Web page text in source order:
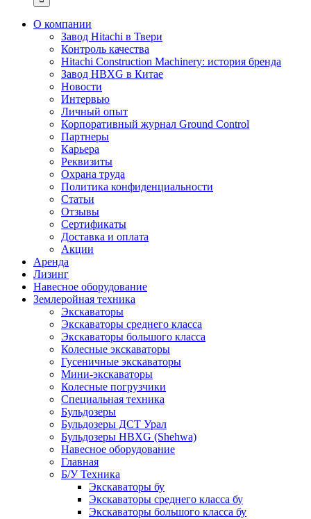
О компании
Завод Hitachi в Твери
Контроль качества
Hitachi Construction Machinery: история бренда
Завод HBXG в Китае
Новости
Интервью
Личный опыт
Корпоративный журнал Ground Control
Партнеры
Карьера
Реквизиты
Охрана труда
Политика конфиденциальности
Статьи
Отзывы
Сертификаты
Доставка и оплата
Акции
Аренда
Лизинг
Навесное оборудование
Землеройная техника
Экскаваторы
Экскаваторы среднего класса
Экскаваторы большого класса
Колесные экскаваторы
Гусеничные экскаваторы
Мини-экскаваторы
Колесные погрузчики
Специальная техника
Бульдозеры
Бульдозеры ДСТ Урал
Бульдозеры HBXG (Shehwa)
Навесное оборудование
Главная
Б/У Техника
Экскаваторы бу
Экскаваторы среднего класса бу
Экскаваторы большого класса бу